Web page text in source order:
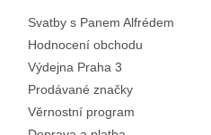
Svatby s Panem Alfrédem
Hodnocení obchodu
Výdejna Praha 3
Prodávané značky
Věrnostní program